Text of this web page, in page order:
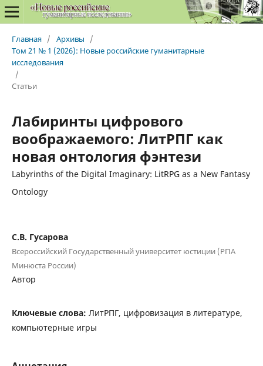
Главная / Архивы
/
Том 21 № 1 (2026): Новые российские гуманитарные
исследования
/
Статьи
Лабиринты цифрового
воображаемого: ЛитРПГ как
новая онтология фэнтези
Labyrinths of the Digital Imaginary: LitRPG as a New Fantasy
Ontology
С.В. Гусарова
Всероссийский Государственный университет юстиции (РПА
Минюста России)
Автор
Ключевые слова: ЛитРПГ, цифровизация в литературе,
компьютерные игры